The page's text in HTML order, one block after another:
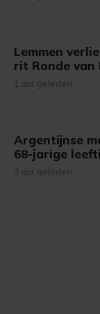
Lemmen
rit Ronde van
1 uur geleden
Argentijnse
68-jarige
3 uur geleden